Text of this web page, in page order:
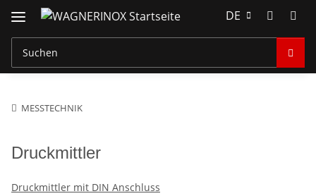
DE
MESSTECHNIK
Druckmittler
Druckmittler mit DIN Anschluss